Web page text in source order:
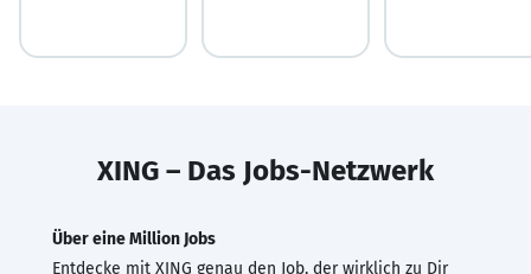
XING – Das Jobs-Netzwerk
Über eine Million Jobs
Entdecke mit XING genau den Job, der wirklich zu Dir